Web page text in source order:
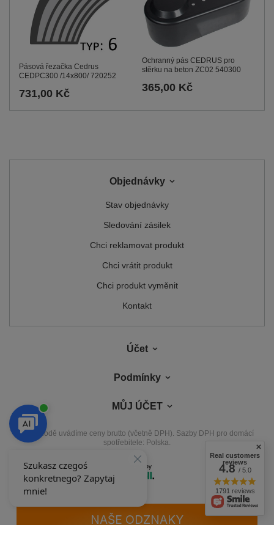
Pásová řezačka Cedrus
CEDPC300 /14x800/ 720252
731,00 Kč
Ochranný pás CEDRUS pro
stěrku na beton ZC02 540300
365,00 Kč
Objednávky
Stav objednávky
Sledování zásilek
Chci reklamovat produkt
Chci vrátit produkt
Chci produkt vyměnit
Kontakt
Účet
Podmínky
MŮJ ÚČET
V obchodě uvádíme ceny brutto (včetně DPH). Sazby DPH pro domácí
spotřebitele: Polska.
NAŠE ODZNAKY
Real customers
reviews
4.8/ 5.0
1791 reviews